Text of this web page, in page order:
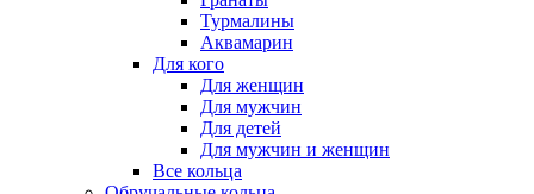
Турмалины
Аквамарин
Для кого
Для женщин
Для мужчин
Для детей
Для мужчин и женщин
Все кольца